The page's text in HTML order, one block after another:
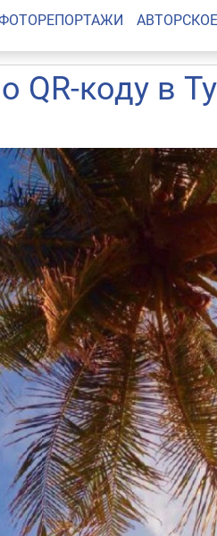
АВТОРСКОЕ
QR-коду в